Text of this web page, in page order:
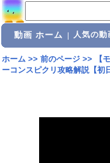
動画 ホーム 人気の動
ホーム>> 前のページ>>
【
ーコンスピクリ攻略解説【初